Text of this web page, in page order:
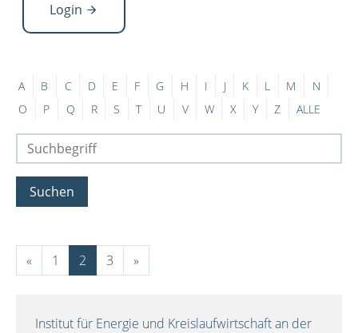
Login
A B C D E F G H I J K L M
N
O
P Q R S T U V W X Y Z ALLE
Suchen
« 1 2 3 »
Institut für Energie und Kreislaufwirtschaft an der